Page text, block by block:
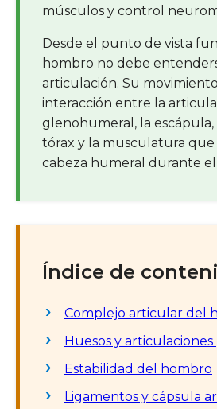
músculos y control
Desde el punto de vista
hombro no debe
articulación. Su
interacción entre la
glenohumeral, la escápula,
tórax y la musculatura que
cabeza humeral durante
Índice de
Complejo articular del
Huesos y
Estabilidad del hombro
Ligamentos y cápsula